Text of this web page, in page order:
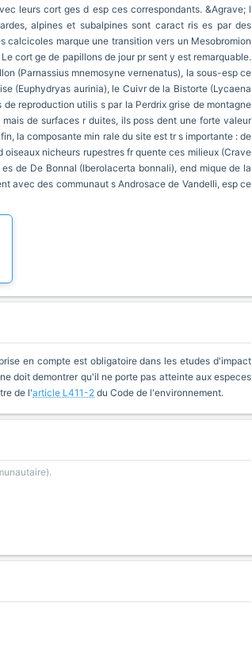
leurs cort ges d esp ces correspondants. &Agrave; l
alpines et subalpines sont caract ris es par des
calcicoles marque une transition vers un Mesobromion
cort ge de papillons de jour pr sent y est remarquable.
(Parnassius mnemosyne vernenatus), la sous-esp ce
(Euphydryas aurinia), le Cuivr de la Bistorte (Lycaena
reproduction utilis s par la Perdrix grise de montagne
de surfaces r duites, ils poss dent une forte valeur
la composante min rale du site est tr s importante : de
nicheurs rupestres fr quente ces milieux (Crave
de De Bonnal (Iberolacerta bonnali), end mique de la
avec des communaut s Androsace de Vandelli, esp ce
en compte est obligatoire dans les etudes d'impact
doit demontrer qu'il ne porte pas atteinte aux especes
de l'article L411-2 du Code de l'environnement.